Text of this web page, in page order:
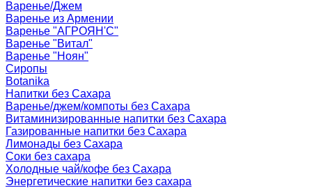
Варенье/Джем
Варенье из Армении
Варенье "АГРОЯН'С"
Варенье "Витал"
Варенье "Ноян"
Сиропы
Botanika
Напитки без Сахара
Варенье/джем/компоты без Сахара
Витаминизированные напитки без Сахара
Газированные напитки без Сахара
Лимонады без Сахара
Соки без сахара
Холодные чай/кофе без Сахара
Энергетические напитки без сахара